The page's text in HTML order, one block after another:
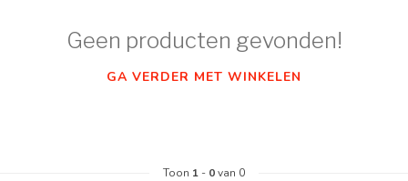
Geen producten gevonden!
GA VERDER MET WINKELEN
Toon 1 - 0van 0